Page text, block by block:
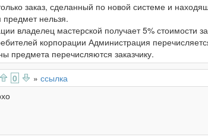
заказ, сделанный по новой системе и
предмет нельзя.
владелец мастерской получает 5% стоимости
корпорации Администрация
предмета перечисляются заказчику.
0 » ссылка